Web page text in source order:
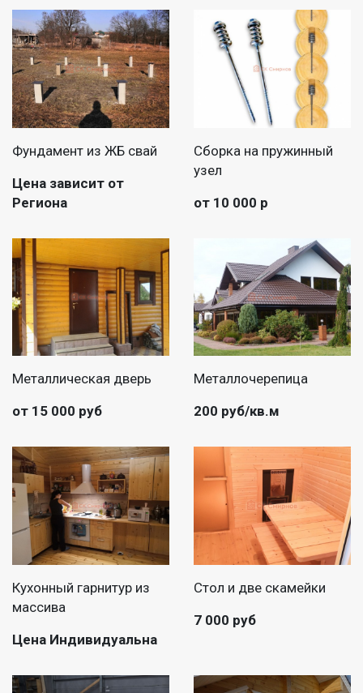
Фундамент из ЖБ свай
Цена зависит от
Региона
Сборка на пружинный
узел
от 10 000 р
Металлическая дверь
от 15 000 руб
Металлочерепица
200 руб/кв.м
Кухонный гарнитур из
массива
Цена Индивидуальна
Стол и две скамейки
7 000 руб